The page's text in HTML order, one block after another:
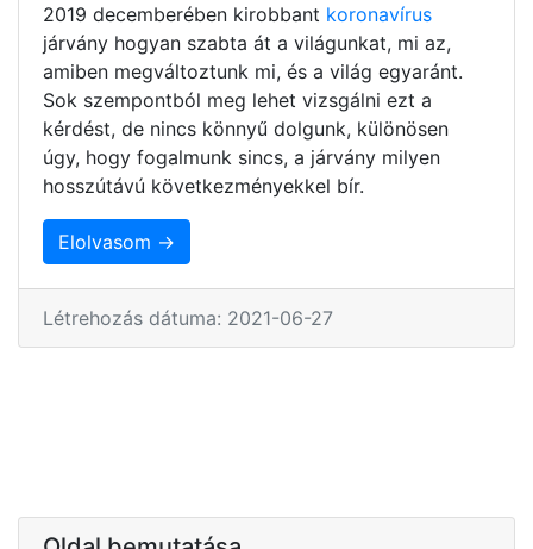
2019 decemberében kirobbant koronavírus
járvány hogyan szabta át a világunkat, mi az,
amiben megváltoztunk mi, és a világ egyaránt.
Sok szempontból meg lehet vizsgálni ezt a
kérdést, de nincs könnyű dolgunk, különösen
úgy, hogy fogalmunk sincs, a járvány milyen
hosszútávú következményekkel bír.
Elolvasom →
Létrehozás dátuma: 2021-06-27